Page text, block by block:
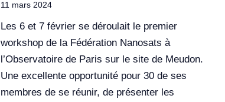
11 mars 2024
Les 6 et 7 février se déroulait le premier
workshop de la Fédération Nanosats à
l’Observatoire de Paris sur le site de Meudon.
Une excellente opportunité pour 30 de ses
membres de se réunir, de présenter les